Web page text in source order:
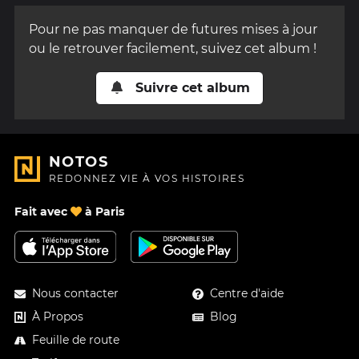
Pour ne pas manquer de futures mises à jour
ou le retrouver facilement, suivez cet album !
Suivre cet album
NOTOS
REDONNEZ VIE À VOS HISTOIRES
Fait avec à Paris
Nous contacter
À Propos
Feuille de route
Centre d'aide
Blog